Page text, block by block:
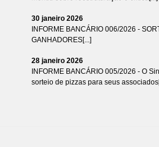
30 janeiro 2026
INFORME BANCÁRIO 006/2026 -
GANHADORES[...]
28 janeiro 2026
INFORME BANCÁRIO 005/2026 - O
sorteio de pizzas para seus